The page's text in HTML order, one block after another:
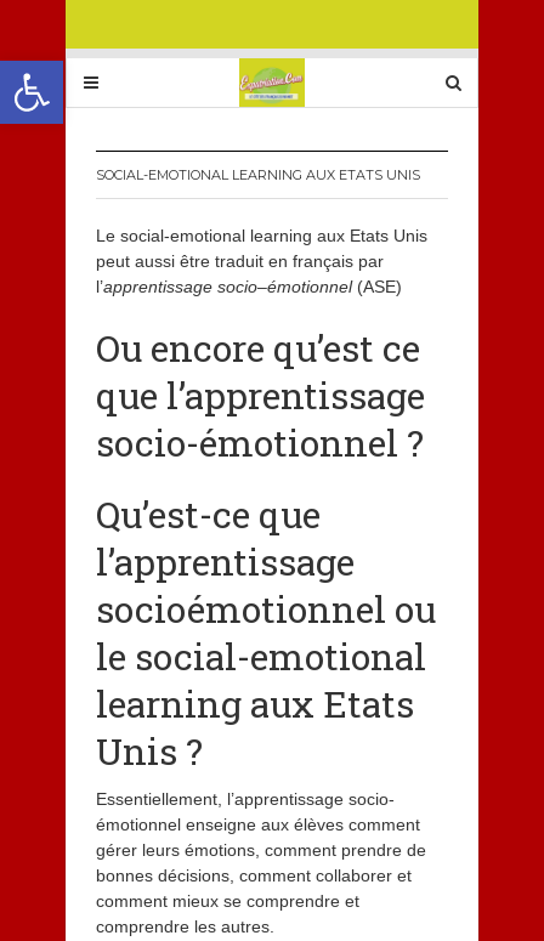
Ouvrir la barre d’outils
SOCIAL-EMOTIONAL LEARNING AUX ETATS UNIS
Le social-emotional learning aux Etats Unis
peut aussi être traduit en français par
l’apprentissage socio–émotionnel(ASE)
Ou encore qu’est ce
que l’apprentissage
socio-émotionnel ?
Qu’est-ce que
l’apprentissage
socioémotionnel ou
le social-emotional
learning aux Etats
Unis ?
Essentiellement, l’apprentissage socio-
émotionnel enseigne aux élèves comment
gérer leurs émotions, comment prendre de
bonnes décisions, comment collaborer et
comment mieux se comprendre et
comprendre les autres.